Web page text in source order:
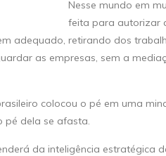
Nesse mundo em
feita para autorizar
adequado, retirando dos
as empresas, sem a
colocou o pé em uma
pé dela se afasta.
da inteligência estratégica